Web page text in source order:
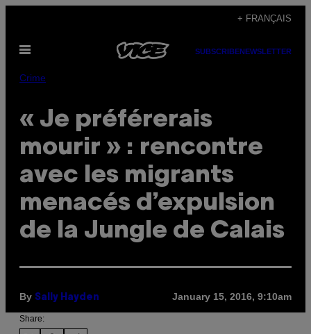
content
+ FRANÇAIS
Open
SUBSCRIBENEWSLETTER
Crime
« Je préférerais
mourir » : rencontre
avec les migrants
menacés d’expulsion
de la Jungle de Calais
By Sally Hayden January 15, 2016, 9:10am
Share: